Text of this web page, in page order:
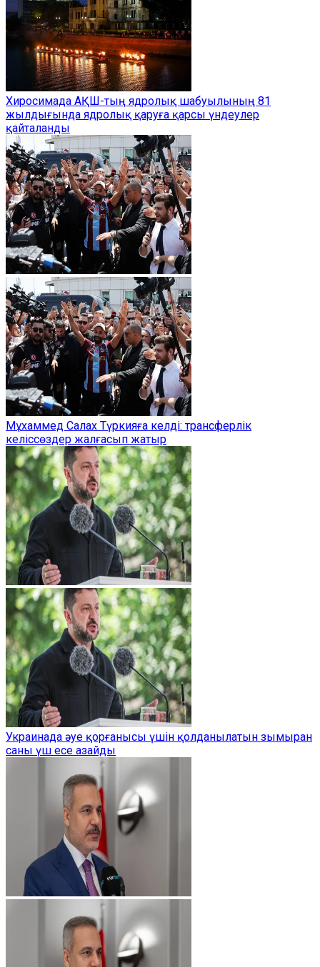
Хиросимада АҚШ-тың ядролық шабуылының 81
жылдығында ядролық қаруға қарсы үндеулер
қайталанды
Мұхаммед Салах Түркияға келді: трансферлік
келіссөздер жалғасып жатыр
Украинада әуе қорғанысы үшін қолданылатын зымыран
саны үш есе азайды